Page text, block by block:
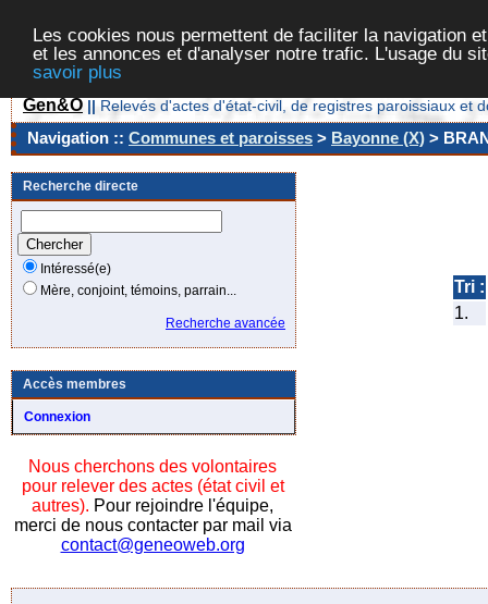
Les cookies nous permettent de faciliter la navigation
et les annonces et d'analyser notre trafic. L'usage du
savoir plus
Gen&O || Relevés d'actes d'état-civil, de registres paroissiaux et
Navigation :: Communes et paroisses > Bayonne (X) >
Recherche directe
Intéressé(e)
Mère, conjoint, témoins, parrain...
Recherche avancée
Accès membres
Connexion
Nous cherchons des volontaires
pour relever des actes (état civil et
autres). Pour rejoindre l'équipe,
merci de nous contacter par mail via
contact@geneoweb.org
Tri :
1.